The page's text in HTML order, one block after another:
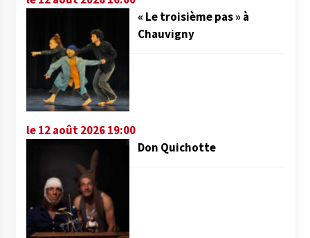
« Le troisième pas » à
Chauvigny
le 12 août 2026 19:00
Don Quichotte